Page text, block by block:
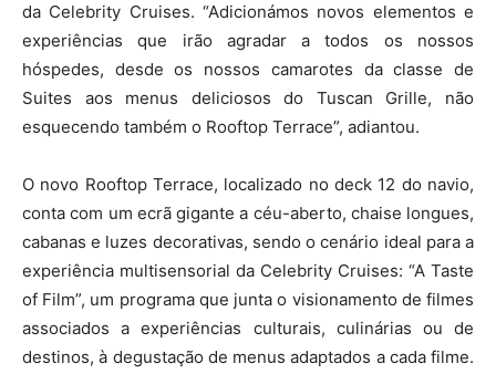
da Celebrity Cruises. “Adicionámos novos elementos e
experiências que irão agradar a todos os nossos
hóspedes, desde os nossos camarotes da classe de
Suites aos menus deliciosos do Tuscan Grille, não
esquecendo também o Rooftop Terrace”, adiantou.
O novo Rooftop Terrace, localizado no deck 12 do navio,
conta com um ecrã gigante a céu-aberto, chaise longues,
cabanas e luzes decorativas, sendo o cenário ideal para a
experiência multisensorial da Celebrity Cruises: “A Taste
of Film”, um programa que junta o visionamento de filmes
associados a experiências culturais, culinárias ou de
destinos, à degustação de menus adaptados a cada filme.